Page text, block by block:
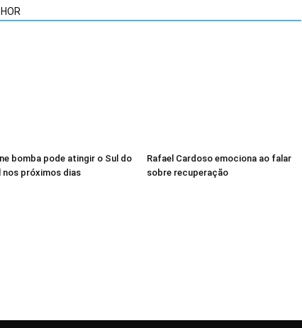
bomba pode atingir o Sul do
nos próximos dias
Rafael Cardoso emociona ao falar
sobre recuperação